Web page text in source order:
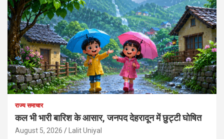
राज्य समाचार
कल भी भारी बारिश के आसार, जनपद देहरादून में छुट्टी घोषित
August 5, 2026 Lalit Uniyal